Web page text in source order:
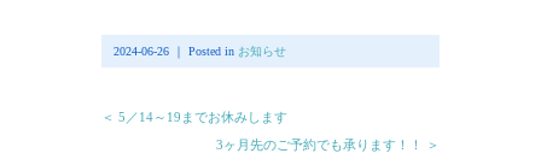
2024-06-26 ｜ Posted in お知らせ
＜ 5／14～19までお休みします
3ヶ月先のご予約でも承ります！！ ＞